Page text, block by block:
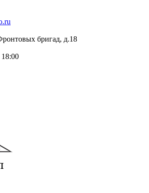
бригад, д.18